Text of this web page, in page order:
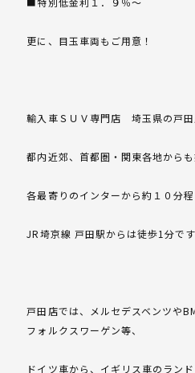
更に、目玉車両もご用意！
輸入車ＳＵＶ専門店 埼玉県の戸
都内近郊、首都圏・関東各地からも
各最寄りのインターから約１０分程
JR埼京線 戸田駅からは徒歩1分です
戸田店では、メルセデスベンツや
フォルクスワーゲン等、
ドイツ車から、イギリス車のラン